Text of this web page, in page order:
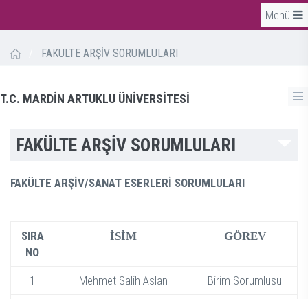
Menü
FAKÜLTE ARŞİV SORUMLULARI
T.C. MARDİN ARTUKLU ÜNİVERSİTESİ
FAKÜLTE ARŞİV SORUMLULARI
FAKÜLTE ARŞİV/SANAT ESERLERİ SORUMLULARI
SIRA
NO
İSİM GÖREV
1 Mehmet Salih Aslan Birim Sorumlusu